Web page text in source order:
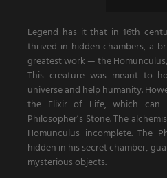
Legend has it that in 16th
thrived in hidden chambers, a
greatest work — the
This creature was meant to
universe and help humanity.
the Elixir of Life, which can
Philosopher’s Stone. The
Homunculus incomplete. The
hidden in his secret chamber,
mysterious objects.